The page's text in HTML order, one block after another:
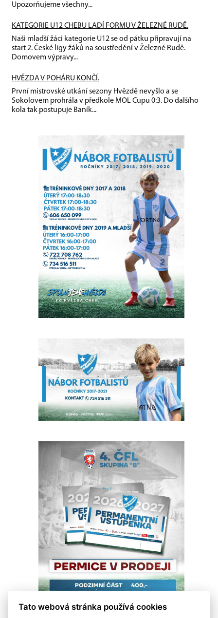
Upozorňujeme všechny...
KATEGORIE U12 CHEBU LADÍ FORMU V ŽELEZNÉ RUDĚ.
Naši mladší žáci kategorie U12 se od pátku připravují na
start 2. České ligy žáků na soustředění v Železné Rudě.
Domovem výpravy...
HVĚZDA V POHÁRU KONČÍ.
První mistrovské utkání sezony Hvězdě nevyšlo a se
Sokolovem prohrála v předkole MOL Cupu 0:3. Do dalšího
kola tak postupuje Baník...
Tato webová stránka používá cookies